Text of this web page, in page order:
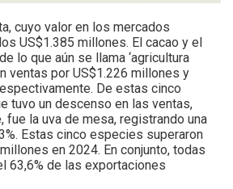
cuyo valor en los mercados
US$1.385 millones. El cacao y el
lo que aún se llama ‘agricultura
ventas por US$1.226 millones y
De estas cinco
tuvo un descenso en las ventas,
fue la uva de mesa, registrando una
Estas cinco especies superaron
en 2024. En conjunto, todas
63,6% de las exportaciones